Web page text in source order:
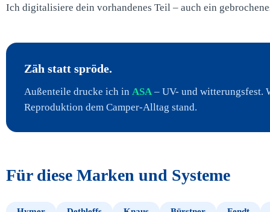
Ich digitalisiere dein vorhandenes Teil – auch ein
Zäh statt spröde.
Außenteile drucke ich in ASA – UV- und witterungsfest.
Reproduktion dem Camper-Alltag stand.
Für diese Marken und Systeme